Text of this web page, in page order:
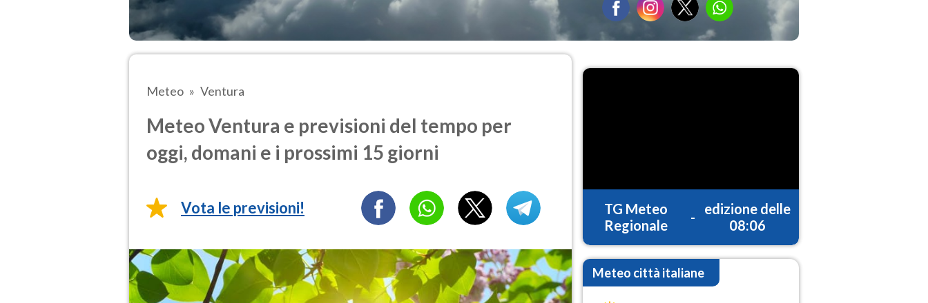
Meteo Ventura
Meteo Ventura e previsioni del tempo per
oggi, domani e i prossimi 15 giorni
Vota le previsioni!
TG Meteo
Regionale
-
edizione delle
08:06
Meteo città italiane